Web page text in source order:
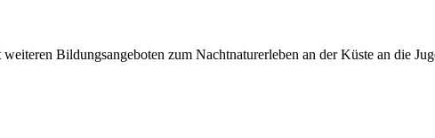
Bildungsangeboten zum Nachtnaturerleben an der Küste an die